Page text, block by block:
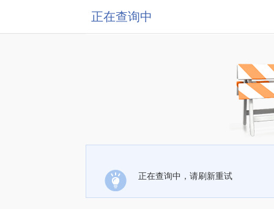
正在查询中
正在查询中，请刷新重试